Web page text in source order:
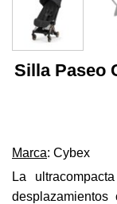
Silla Paseo
Marca: Cybex
La